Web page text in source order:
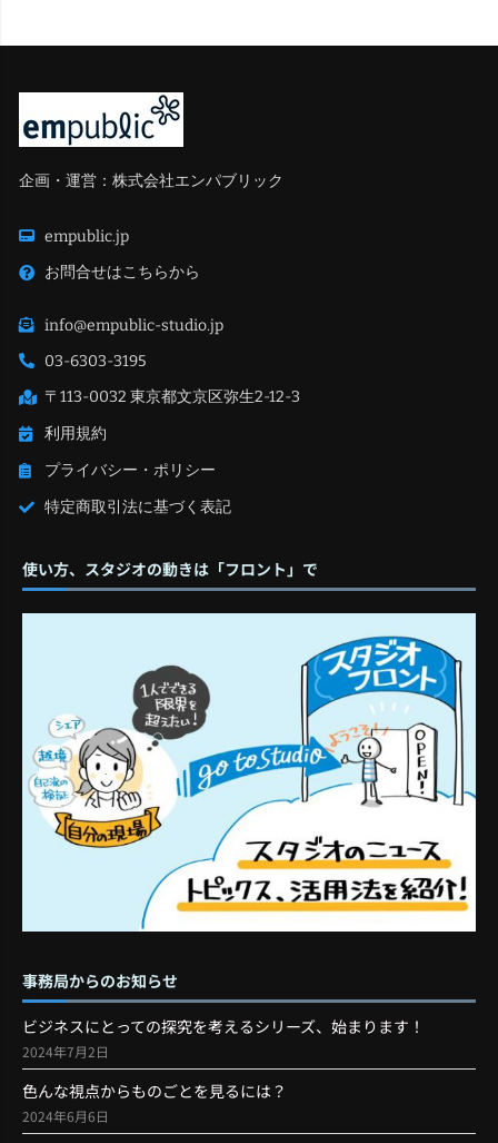
企画・運営：株式会社エンパブリック
empublic.jp
お問合せはこちらから
info@empublic-studio.jp
03-6303-3195
〒113-0032 東京都文京区弥生2-12-3
利用規約
プライバシー・ポリシー
特定商取引法に基づく表記
使い方、スタジオの動きは「フロント」で
事務局からのお知らせ
ビジネスにとっての探究を考えるシリーズ、始まります！
2024年7月2日
色んな視点からものごとを見るには？
2024年6月6日